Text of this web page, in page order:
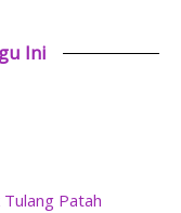
Ini
Patah